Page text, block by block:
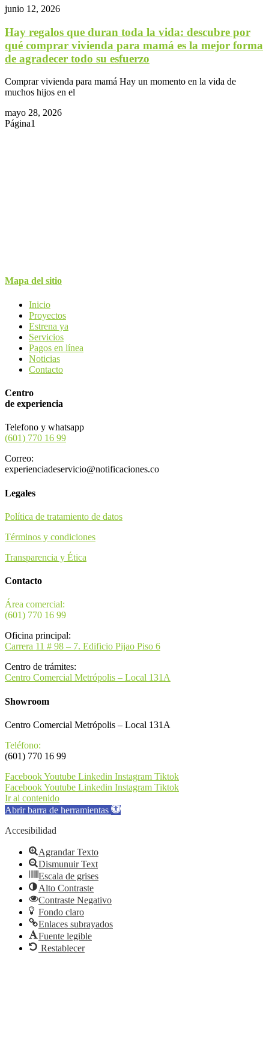
junio 12, 2026
Hay regalos que duran toda la vida: descubre por
qué comprar vivienda para mamá es la mejor forma
de agradecer todo su esfuerzo
Comprar vivienda para mamá Hay un momento en la vida de
muchos hijos en el
mayo 28, 2026
Página1
Mapa del sitio
Inicio
Proyectos
Estrena ya
Servicios
Pagos en línea
Noticias
Contacto
Centro
de experiencia
Telefono y whatsapp
(601) 770 16 99
Correo:
experienciadeservicio@notificaciones.co
Legales
Política de tratamiento de datos
Términos y condiciones
Transparencia y Ética
Contacto
Área comercial:
(601) 770 16 99
Oficina principal:
Carrera 11 # 98 – 7. Edificio Pijao Piso 6
Centro de trámites:
Centro Comercial Metrópolis – Local 131A
Showroom
Centro Comercial Metrópolis – Local 131A
Teléfono:
(601) 770 16 99
FacebookYoutube Linkedin Instagram Tiktok
FacebookYoutube Linkedin Instagram Tiktok
Ir al contenido
Abrir barra de herramientas
Accesibilidad
Agrandar Texto
Dismunuir Text
Escala de grises
Alto Contraste
Contraste Negativo
Fondo claro
Enlaces subrayados
Fuente legible
Restablecer